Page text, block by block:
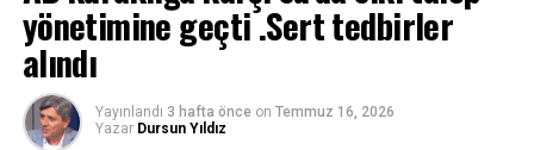
yönetimine geçti .Sert tedbirler
alındı
Yayınlandı 3 hafta önce on Temmuz 16, 2026
Yazar Dursun Yıldız